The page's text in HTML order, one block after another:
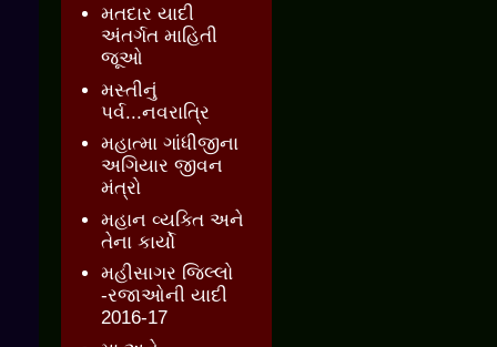
મતદાર યાદી
અંતર્ગત માહિતી
જૂઓ
મસ્તીનું
પર્વ...નવરાત્રિ
મહાત્મા ગાંધીજીના
અગિયાર જીવન
મંત્રો
મહાન વ્યક્તિ અને
તેના કાર્યો
મહીસાગર જિલ્લો
-રજાઓની યાદી
2016-17